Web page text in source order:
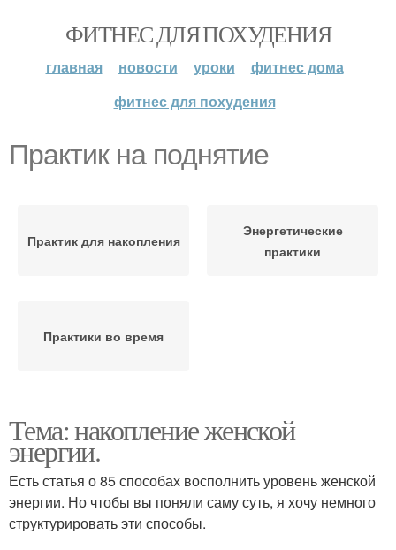
ФИТНЕС ДЛЯ ПОХУДЕНИЯ
главная новости уроки
фитнес дома
фитнес для похудения
Практик на поднятие
Практик для накопления
Энергетические
практики
Практики во время
Тема: накопление женской
энергии.
Есть статья о 85 способах восполнить уровень женской
энергии. Но чтобы вы поняли саму суть, я хочу немного
структурировать эти способы.